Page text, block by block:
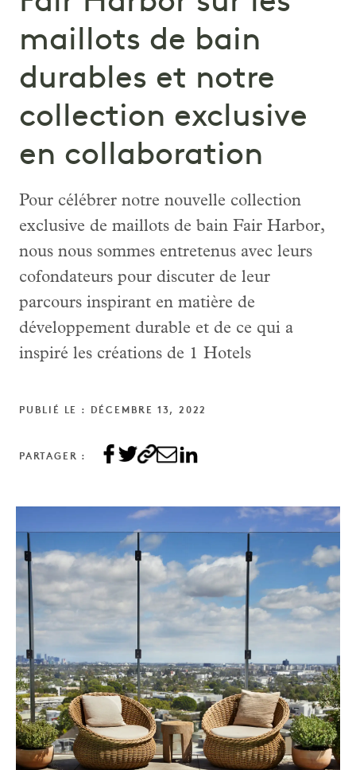
maillots de bain
durables et notre
collection exclusive
en collaboration
Pour célébrer notre nouvelle collection
exclusive de maillots de bain Fair Harbor,
nous nous sommes entretenus avec leurs
cofondateurs pour discuter de leur
parcours inspirant en matière de
développement durable et de ce qui a
inspiré les créations de 1 Hotels
PUBLIÉ LE : DÉCEMBRE 13, 2022
PARTAGER :